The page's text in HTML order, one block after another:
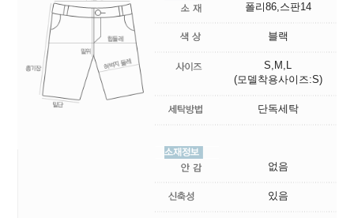
폴리86,스판14
블랙
S,M,L
(모델착용사이즈:S)
단독세탁
없음
있음